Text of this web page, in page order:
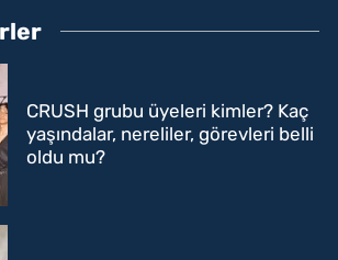
CRUSH grubu üyeleri kimler? Kaç
yaşındalar, nereliler, görevleri belli
oldu mu?